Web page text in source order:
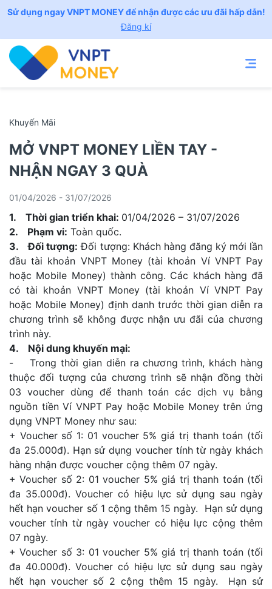
Sử dụng ngay VNPT MONEY để nhận được các ưu đãi hấp dẫn!
Đăng kí
Khuyến Mãi
MỞ VNPT MONEY LIỀN TAY -
NHẬN NGAY 3 QUÀ
01/04/2026 - 31/07/2026
1. Thời gian triển khai: 01/04/2026 – 31/07/2026
2. Phạm vi: Toàn quốc.
3. Đối tượng: Đối tượng: Khách hàng đăng ký mới lần
đầu tài khoản VNPT Money (tài khoản Ví VNPT Pay
hoặc Mobile Money) thành công. Các khách hàng đã
có tài khoản VNPT Money (tài khoản Ví VNPT Pay
hoặc Mobile Money) định danh trước thời gian diễn ra
chương trình sẽ không được nhận ưu đãi của chương
trình này.
4. Nội dung khuyến mại:
- Trong thời gian diễn ra chương trình, khách hàng
thuộc đối tượng của chương trình sẽ nhận đồng thời
03 voucher dùng để thanh toán các dịch vụ bằng
nguồn tiền Ví VNPT Pay hoặc Mobile Money trên ứng
dụng VNPT Money như sau:
+ Voucher số 1: 01 voucher 5% giá trị thanh toán (tối
đa 25.000đ). Hạn sử dụng voucher tính từ ngày khách
hàng nhận được voucher cộng thêm 07 ngày.
+ Voucher số 2: 01 voucher 5% giá trị thanh toán (tối
đa 35.000đ). Voucher có hiệu lực sử dụng sau ngày
hết hạn voucher số 1 cộng thêm 15 ngày. Hạn sử dụng
voucher tính từ ngày voucher có hiệu lực cộng thêm
07 ngày.
+ Voucher số 3: 01 voucher 5% giá trị thanh toán (tối
đa 40.000đ). Voucher có hiệu lực sử dụng sau ngày
hết hạn voucher số 2 cộng thêm 15 ngày. Hạn sử